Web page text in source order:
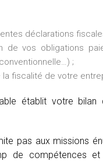
déclarations fiscales
de vos obligations
;
fiscalité de votre
établit votre
pas aux missions
de compétences